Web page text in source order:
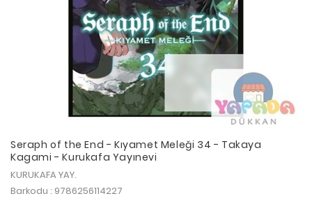
Seraph of the End - Kıyamet Meleği 34 - Takaya
Kagami - Kurukafa Yayınevi
KURUKAFA YAY.
Barkodu : 9786256114227